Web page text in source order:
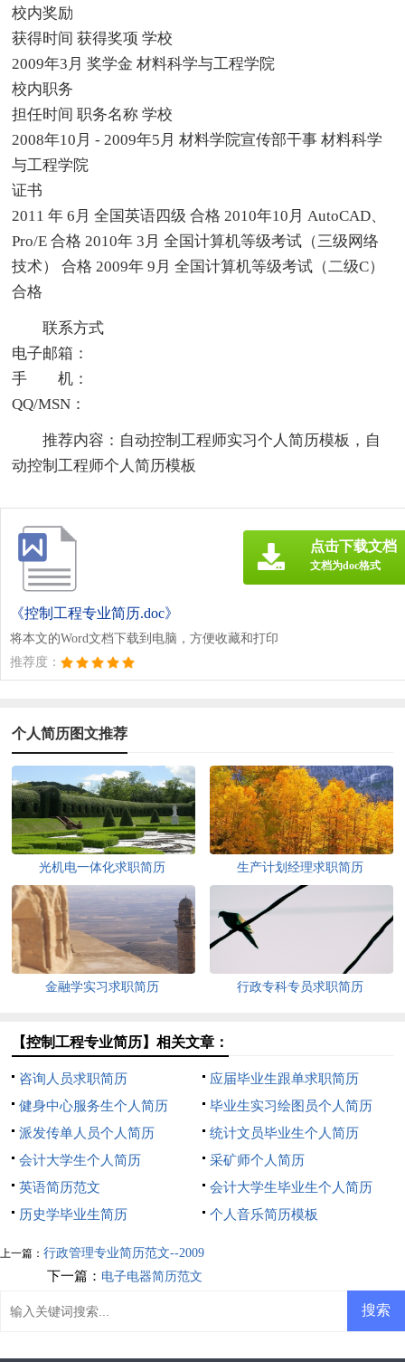
校内奖励
获得时间 获得奖项 学校
2009年3月 奖学金 材料科学与工程学院
校内职务
担任时间 职务名称 学校
2008年10月 - 2009年5月 材料学院宣传部干事 材料科学
与工程学院
证书
2011 年 6月 全国英语四级 合格 2010年10月 AutoCAD、
Pro/E 合格 2010年 3月 全国计算机等级考试（三级网络
技术） 合格 2009年 9月 全国计算机等级考试（二级C）
合格
联系方式
电子邮箱：
手 机：
QQ/MSN：
推荐内容：自动控制工程师实习个人简历模板，自
动控制工程师个人简历模板
《控制工程专业简历.doc》
将本文的Word文档下载到电脑，方便收藏和打印
推荐度：
点击下载文档
文档为doc格式
个人简历图文推荐
光机电一体化求职简历 生产计划经理求职简历
金融学实习求职简历 行政专科专员求职简历
【控制工程专业简历】相关文章：
咨询人员求职简历
应届毕业生跟单求职简历
健身中心服务生个人简历
毕业生实习绘图员个人简历
派发传单人员个人简历
统计文员毕业生个人简历
会计大学生个人简历
采矿师个人简历
英语简历范文
会计大学生毕业生个人简历
历史学毕业生简历
个人音乐简历模板
上一篇： 行政管理专业简历范文--2009
下一篇： 电子电器简历范文